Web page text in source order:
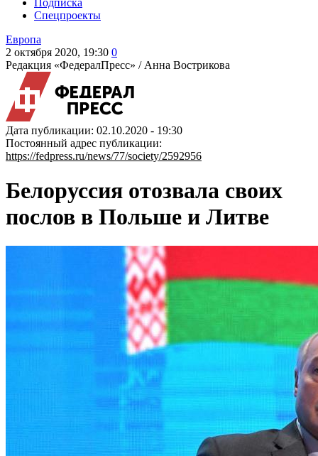
Подписка
Спецпроекты
Европа
2 октября 2020, 19:30 0
Редакция «ФедералПресс» / Анна Вострикова
Дата публикации: 02.10.2020 - 19:30
Постоянный адрес публикации:
https://fedpress.ru/news/77/society/2592956
Белоруссия отозвала своих
послов в Польше и Литве